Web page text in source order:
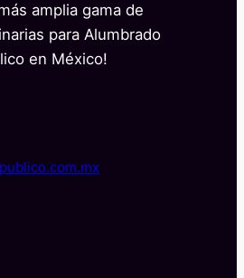
amplia gama de
para Alumbrado
en México!